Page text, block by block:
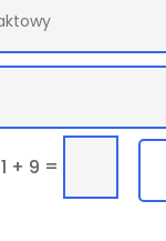
1 + 9 =